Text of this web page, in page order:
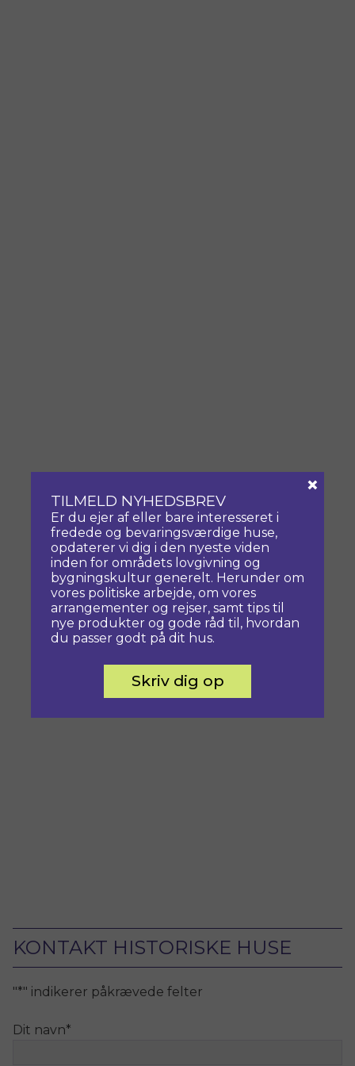
KONTAKT HISTORISKE HUSE
"*" indikerer påkrævede felter
Dit navn*
TILMELD NYHEDSBREV
Er du ejer af eller bare interesseret i
fredede og bevaringsværdige huse,
opdaterer vi dig i den nyeste viden
inden for områdets lovgivning og
bygningskultur generelt. Herunder om
vores politiske arbejde, om vores
arrangementer og rejser, samt tips til
nye produkter og gode råd til, hvordan
du passer godt på dit hus.
Skriv dig op
×